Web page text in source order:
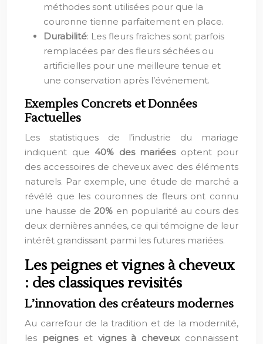
méthodes sont utilisées pour que la
couronne tienne parfaitement en place.
Durabilité: Les fleurs fraîches sont parfois
remplacées par des fleurs séchées ou
artificielles pour une meilleure tenue et
une conservation après l’événement.
Exemples Concrets et Données
Factuelles
Les statistiques de l’industrie du mariage
indiquent que 40% des mariéesoptent pour
des accessoires de cheveux avec des éléments
naturels. Par exemple, une étude de marché a
révélé que les couronnes de fleurs ont connu
une hausse de20% en popularité au cours des
deux dernières années, ce qui témoigne de leur
intérêt grandissant parmi les futures mariées.
Les peignes et vignes à cheveux
: des classiques revisités
L’innovation des créateurs modernes
Au carrefour de la tradition et de la modernité,
les peigneset vignes à cheveuxconnaissent